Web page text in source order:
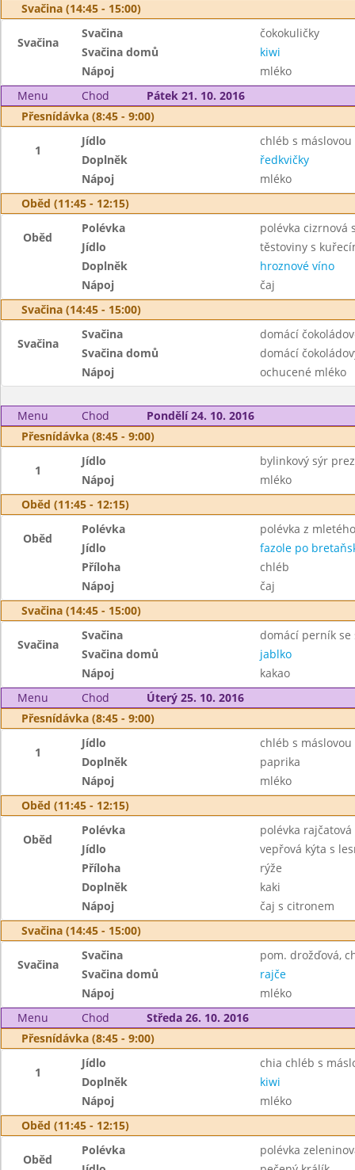
Svačina (14:45 - 15:00)
Svačina
Svačina
čokokuličky
Svačina domů
kiwi
Nápoj
mléko
Menu
Chod
Pátek 21. 10. 2016
Přesnídávka (8:45 - 9:00)
1
Jídlo
chléb s
Doplněk
ředkvičky
Nápoj
mléko
Oběd (11:45 - 12:15)
Oběd
Polévka
polévka cizrnová
Jídlo
těstoviny s
Doplněk
hroznové víno
Nápoj
čaj
Svačina (14:45 - 15:00)
Svačina
Svačina
domácí
Svačina domů
domácí
Nápoj
ochucené mléko
Menu Chod
Pondělí 24. 10. 2016
Přesnídávka (8:45 - 9:00)
1
Jídlo
bylinkový sýr
Nápoj
mléko
Oběd (11:45 - 12:15)
Oběd
Polévka
polévka z
Jídlo
fazole po
Příloha
chléb
Nápoj
čaj
Svačina (14:45 - 15:00)
Svačina
Svačina
domácí perník se
Svačina domů
jablko
Nápoj
kakao
Menu
Chod
Úterý 25. 10. 2016
Přesnídávka (8:45 - 9:00)
1
Jídlo
chléb s
Doplněk
paprika
Nápoj
mléko
Oběd (11:45 - 12:15)
Oběd
Polévka
polévka
Jídlo
vepřová kýta s
Příloha
rýže
Doplněk
kaki
Nápoj
čaj s citronem
Svačina (14:45 - 15:00)
Svačina
Svačina
pom. drožďová,
Svačina domů
rajče
Nápoj
mléko
Menu
Chod
Středa 26. 10. 2016
Přesnídávka (8:45 - 9:00)
1
Jídlo
chia chléb s
Doplněk
kiwi
Nápoj
mléko
Oběd (11:45 - 12:15)
Oběd
Polévka
polévka